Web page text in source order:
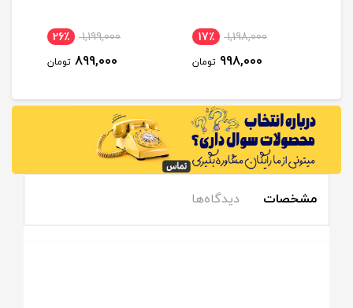
1,198,000 17٪
998,000 تومان
1,199,000 26٪
899,000 تومان
مشخصات دیدگاه‌ها